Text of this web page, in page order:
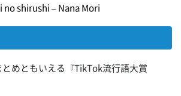
no shirushi – Nana Mori
めともいえる『TikTok流行語大賞